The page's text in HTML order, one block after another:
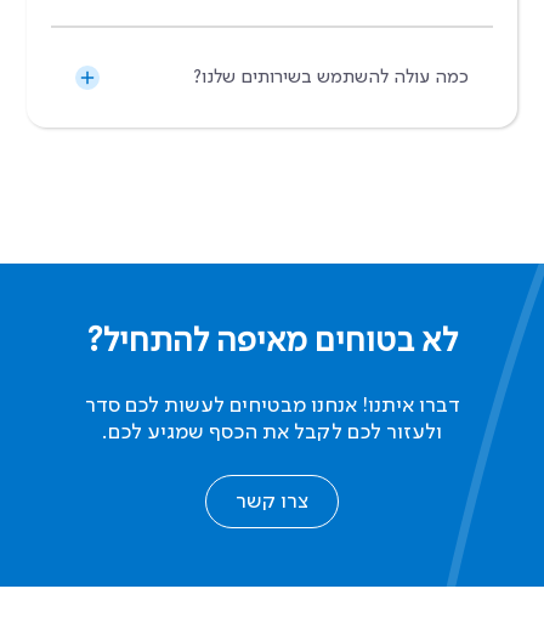
כמה עולה להשתמש בשירותים שלנו?
לא בטוחים מאיפה להתחיל?
דברו איתנו! אנחנו מבטיחים לעשות לכם סדר
ולעזור לכם לקבל את הכסף שמגיע לכם.
צרו קשר